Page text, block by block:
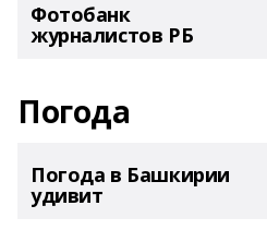
Фотобанк
журналистов РБ
Погода
Погода в Башкирии
удивит